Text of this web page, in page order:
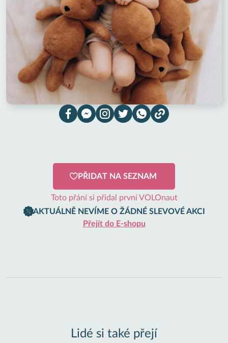
PŘIDAT NA SEZNAM
Toto přání si přidal první VOLOnaut
AKTUÁLNĚ NEVÍME O ŽÁDNÉ SLEVOVÉ AKCI
Přejít do E-shopu
Lidé si také přejí